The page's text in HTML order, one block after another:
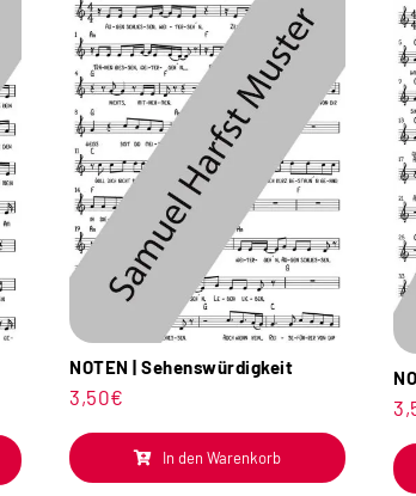
NOTEN | Sehenswürdigkeit
3,50€
In den Warenkorb